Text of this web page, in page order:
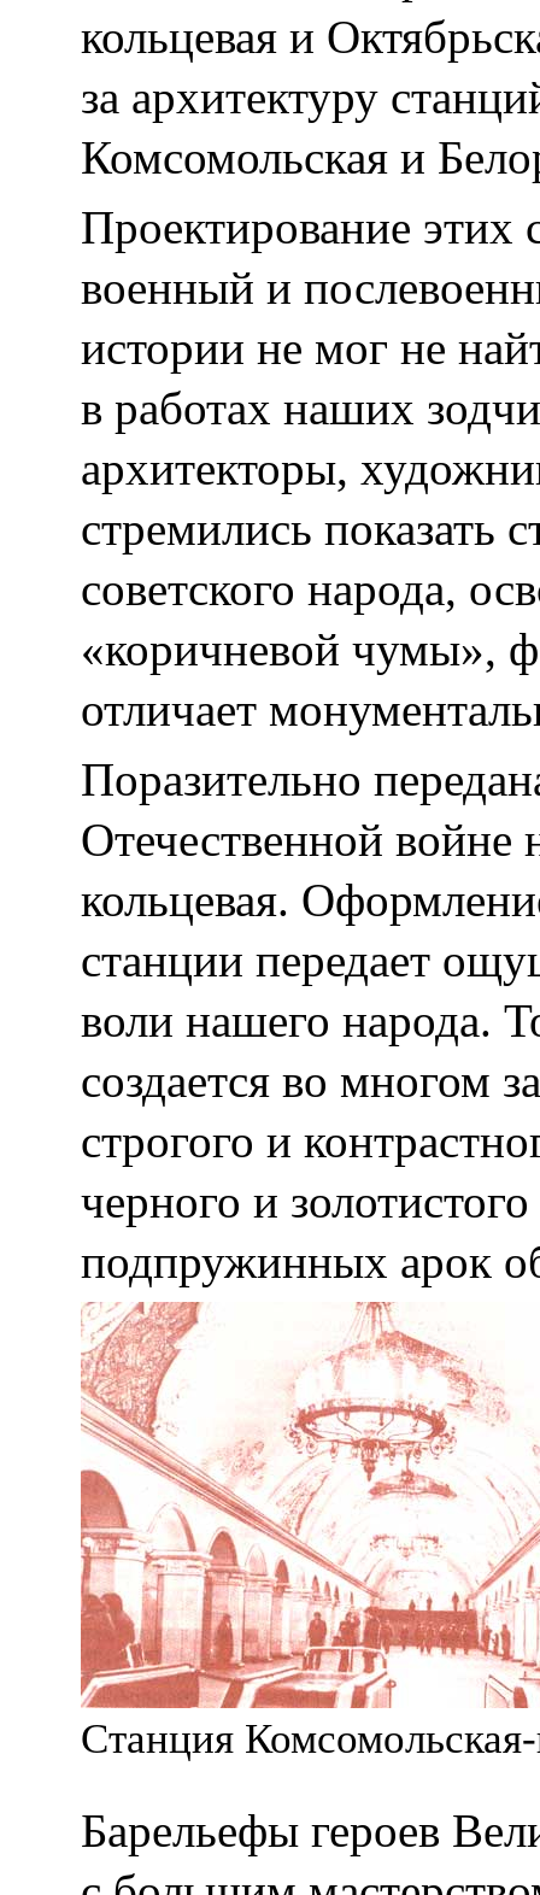
кольцевая и
за архитектуру
Комсомольская и
Проектирование
военный и
истории не мог не
в работах наших
архитекторы,
стремились показать
советского народа,
«коричневой чумы»,
отличает
Поразительно
Отечественной войне
кольцевая.
станции передает
воли нашего народа.
создается во многом
строгого и
черного и
подпружинных арок
Станция
Барельефы героев